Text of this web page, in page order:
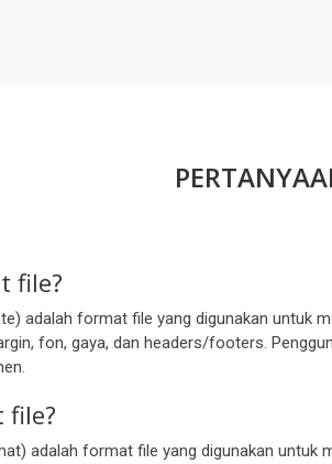
file?
adalah format file yang digunakan untuk
fon, gaya, dan headers/footers.
file?
adalah format file yang digunakan